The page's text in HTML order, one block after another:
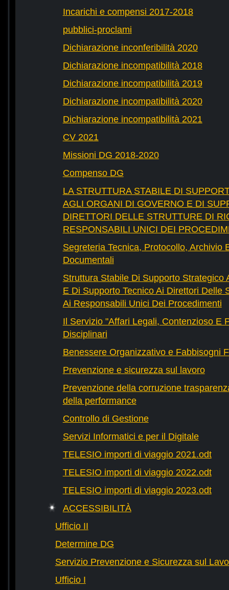
Incarichi e compensi 2017-2018
pubblici-proclami
Dichiarazione inconferibilità 2020
Dichiarazione incompatibilità 2018
Dichiarazione incompatibilità 2019
Dichiarazione incompatibilità 2020
Dichiarazione incompatibilità 2021
CV 2021
Missioni DG 2018-2020
Compenso DG
LA STRUTTURA STABILE DI
AGLI ORGANI DI GOVERNO E DI
DIRETTORI DELLE STRUTTURE DI
RESPONSABILI UNICI DEI
Segreteria Tecnica, Protocollo, Archivio
Documentali
Struttura Stabile Di Supporto Strategico
E Di Supporto Tecnico Ai Direttori Delle
Ai Responsabili Unici Dei Procedimenti
Il Servizio "Affari Legali, Contenzioso E
Disciplinari
Benessere Organizzativo e Fabbisogni
Prevenzione e sicurezza sul lavoro
Prevenzione della corruzione
della performance
Controllo di Gestione
Servizi Informatici e per il Digitale
TELESIO importi di viaggio 2021.odt
TELESIO importi di viaggio 2022.odt
TELESIO importi di viaggio 2023.odt
ACCESSIBILITÀ
Ufficio II
Determine DG
Servizio Prevenzione e Sicurezza sul
Ufficio I